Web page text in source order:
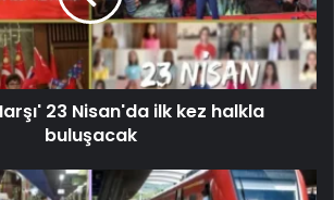
23 Nisan'da ilk kez halkla
buluşacak